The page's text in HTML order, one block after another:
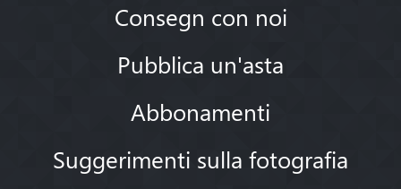
Consegn con noi
Pubblica un'asta
Abbonamenti
Suggerimenti sulla fotografia